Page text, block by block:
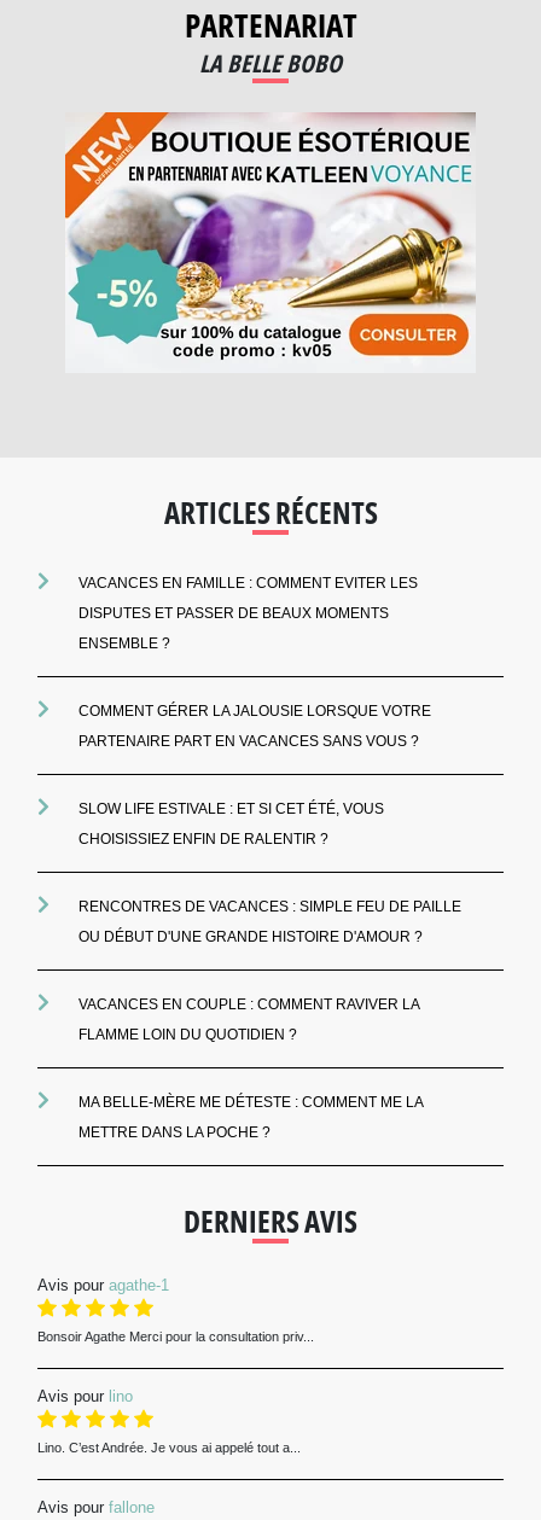
PARTENARIAT
LA BELLE BOBO
ARTICLES RÉCENTS
VACANCES EN FAMILLE : COMMENT EVITER LES
DISPUTES ET PASSER DE BEAUX MOMENTS
ENSEMBLE ?
COMMENT GÉRER LA JALOUSIE LORSQUE VOTRE
PARTENAIRE PART EN VACANCES SANS VOUS ?
SLOW LIFE ESTIVALE : ET SI CET ÉTÉ, VOUS
CHOISISSIEZ ENFIN DE RALENTIR ?
RENCONTRES DE VACANCES : SIMPLE FEU DE PAILLE
OU DÉBUT D'UNE GRANDE HISTOIRE D'AMOUR ?
VACANCES EN COUPLE : COMMENT RAVIVER LA
FLAMME LOIN DU QUOTIDIEN ?
MA BELLE-MÈRE ME DÉTESTE : COMMENT ME LA
METTRE DANS LA POCHE ?
DERNIERS AVIS
Avis pour agathe-1
Bonsoir Agathe Merci pour la consultation priv...
Avis pour lino
Lino. C’est Andrée. Je vous ai appelé tout a...
Avis pour fallone